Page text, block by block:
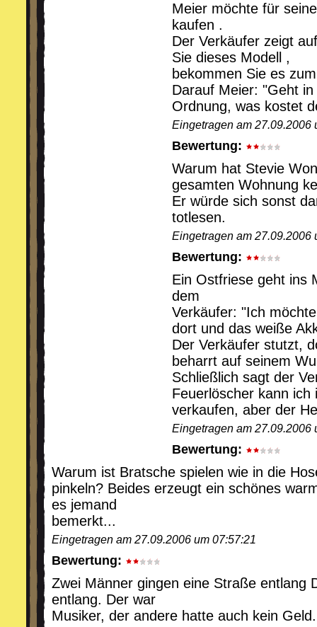
Meier möchte für
kaufen .
Der Verkäufer zeigt
Sie dieses Modell ,
bekommen Sie es
Darauf Meier: "Geht in
Ordnung, was kostet
Eingetragen am 27.09.2006
Bewertung:
Warum hat Stevie
gesamten Wohnung
Er würde sich sonst
totlesen.
Eingetragen am 27.09.2006
Bewertung:
Ein Ostfriese geht ins
dem
Verkäufer: "Ich
dort und das weiße
Der Verkäufer stutzt,
beharrt auf seinem
Schließlich sagt der
Feuerlöscher kann ich
verkaufen, aber der
Eingetragen am 27.09.2006
Bewertung:
Warum ist Bratsche spielen wie in die
pinkeln? Beides erzeugt ein schönes
es jemand
bemerkt...
Eingetragen am 27.09.2006 um 07:57:21
Bewertung:
Zwei Männer gingen eine Straße entlang
entlang. Der war
Musiker, der andere hatte auch kein Geld.